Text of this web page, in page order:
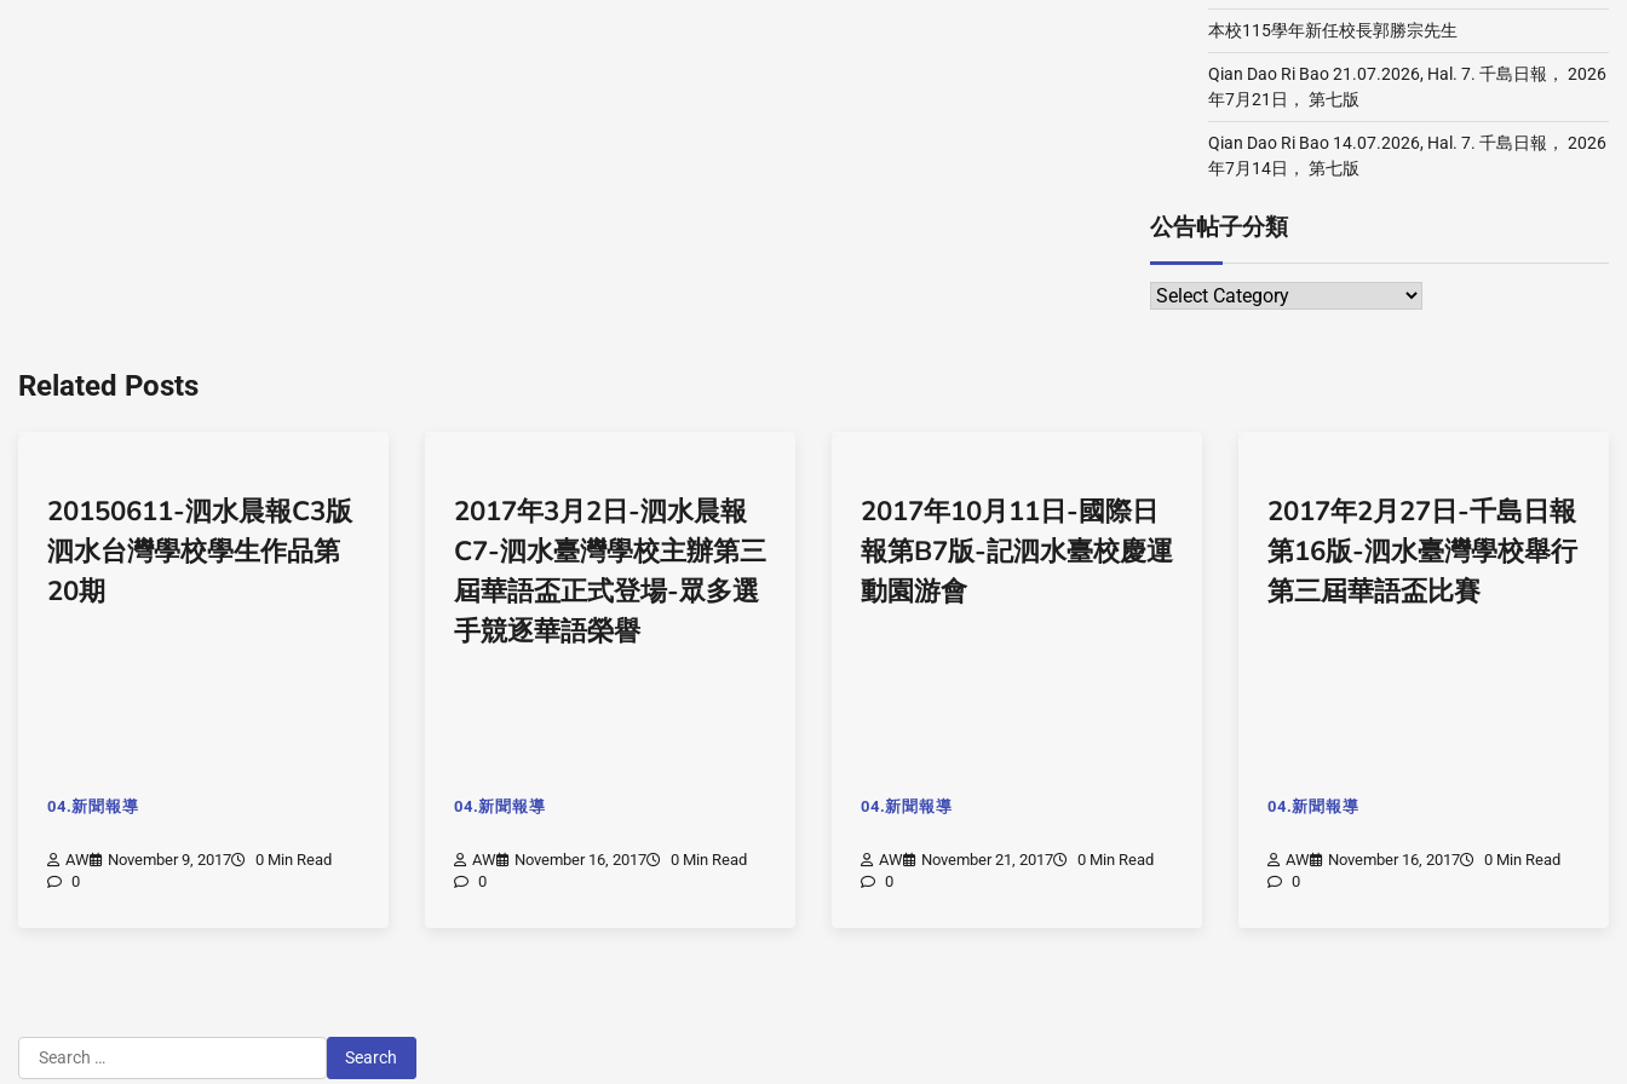
本校115學年新任校長郭勝宗先生
Qian Dao Ri Bao 21.07.2026, Hal. 7. 千島日報， 2026
年7月21日， 第七版
Qian Dao Ri Bao 14.07.2026, Hal. 7. 千島日報， 2026
年7月14日， 第七版
公告帖子分類
Related Posts
20150611-泗水晨報C3版
泗水台灣學校學生作品第
20期
04.新聞報導
AW November 9, 2017
0 Min Read
0
2017年3月2日-泗水晨報
C7-泗水臺灣學校主辦第三
屆華語盃正式登場-眾多選
手競逐華語榮譽
04.新聞報導
AW November 16, 2017
0 Min Read
0
2017年10月11日-國際日
報第B7版-記泗水臺校慶運
動園游會
04.新聞報導
AW November 21, 2017
0 Min Read
0
2017年2月27日-千島日報
第16版-泗水臺灣學校舉行
第三屆華語盃比賽
04.新聞報導
AW November 16, 2017
0 Min Read
0